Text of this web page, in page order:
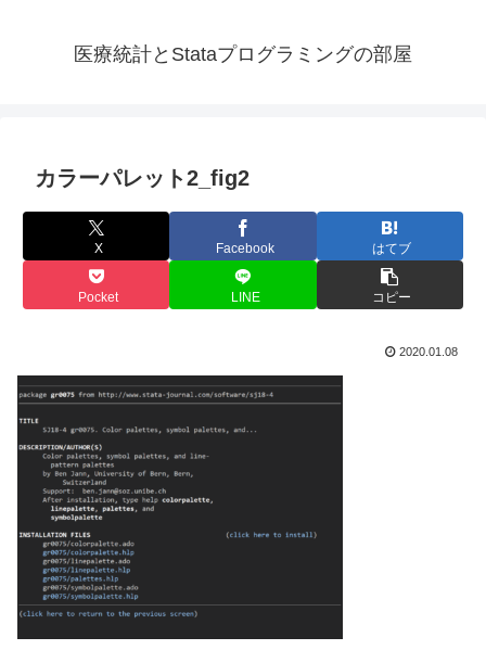
医療統計とStataプログラミングの部屋
カラーパレット2_fig2
X Facebook はてブ
Pocket LINE コピー
2020.01.08